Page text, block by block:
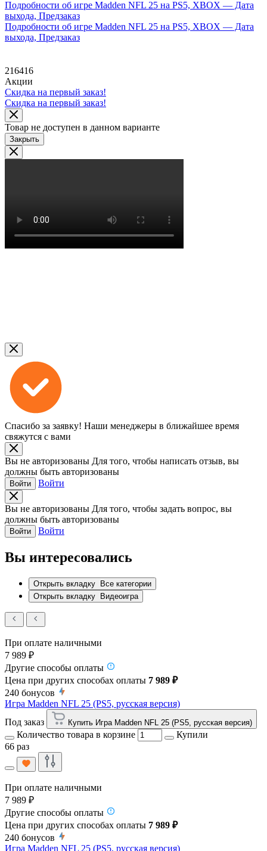
Подробности об игре Madden NFL 25 на PS5, XBOX — Дата
выхода, Предзаказ
Подробности об игре Madden NFL 25 на PS5, XBOX — Дата
выхода, Предзаказ
216416
Акции
Скидка на первый заказ!
Скидка на первый заказ!
Товар не доступен в данном варианте
Закрыть
Спасибо за заявку! Наши менеджеры в ближайшее время
свяжутся с вами
Вы не авторизованы Для того, чтобы написать отзыв, вы
должны быть авторизованы
Войти Войти
Вы не авторизованы Для того, чтобы задать вопрос, вы
должны быть авторизованы
Войти Войти
Вы интересовались
Открыть вкладку
Все категории
Открыть вкладку
Видеоигра
При оплате наличными
7 989 ₽
Другие способы оплаты
Цена при других способах оплаты 7 989 ₽
240 бонусов
Игра Madden NFL 25 (PS5, русская версия)
Под заказ
Купить Игра Madden NFL 25 (PS5, русская версия)
Количество товара в корзине
Купили
66 раз
При оплате наличными
7 989 ₽
Другие способы оплаты
Цена при других способах оплаты 7 989 ₽
240 бонусов
Игра Madden NFL 25 (PS5, русская версия)